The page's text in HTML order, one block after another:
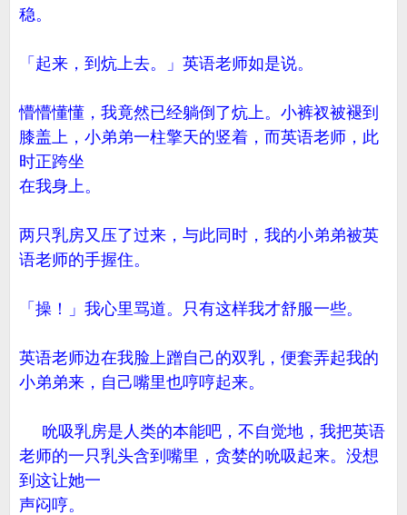
稳。
「起来，到炕上去。」英语老师如是说。
懵懵懂懂，我竟然已经躺倒了炕上。小裤衩被褪到
膝盖上，小弟弟一柱擎天的竖着，而英语老师，此
时正跨坐
在我身上。
两只乳房又压了过来，与此同时，我的小弟弟被英
语老师的手握住。
「操！」我心里骂道。只有这样我才舒服一些。
英语老师边在我脸上蹭自己的双乳，便套弄起我的
小弟弟来，自己嘴里也哼哼起来。
吮吸乳房是人类的本能吧，不自觉地，我把英语
老师的一只乳头含到嘴里，贪婪的吮吸起来。没想
到这让她一
声闷哼。